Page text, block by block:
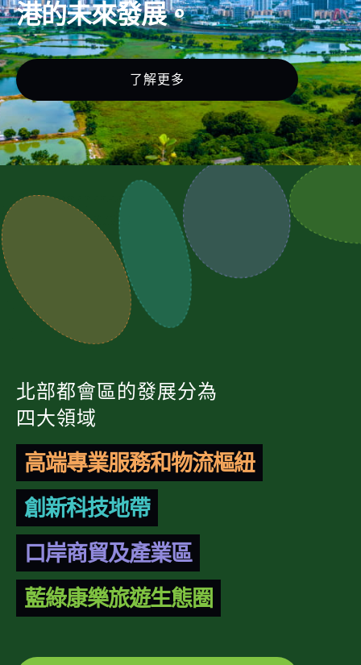
港的未來發展。
了解更多
北部都會區的發展分為
四大領域
高端專業服務和物流樞紐
創新科技地帶
口岸商貿及產業區
藍綠康樂旅遊生態圈